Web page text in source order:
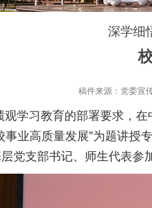
深学细
稿件来源：党委宣
学习教育的部署要求，
事业高质量发展”为题讲
党支部书记、师生代表参